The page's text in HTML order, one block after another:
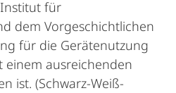
für
dem Vorgeschichtlichen
für die Gerätenutzung
einem ausreichenden
ist. (Schwarz-Weiß-